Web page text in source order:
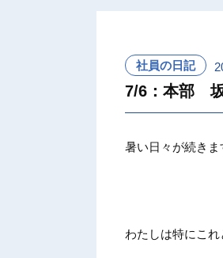
社員の日記
7/6：本部
暑い日々が続き
わたしは特にこれ